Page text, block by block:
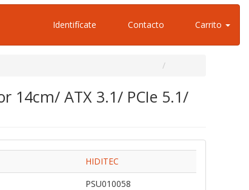
Identifícate Contacto Carrito
14cm/ ATX 3.1/ PCIe 5.1/
HIDITEC
PSU010058